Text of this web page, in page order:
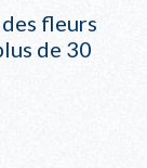
fleurs
de 30